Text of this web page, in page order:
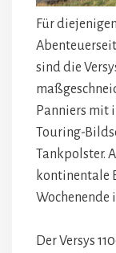
Für
sind die
Panniers mit
Touring-
Tankpolster.
kontinentale
Wochenende
Der Versys